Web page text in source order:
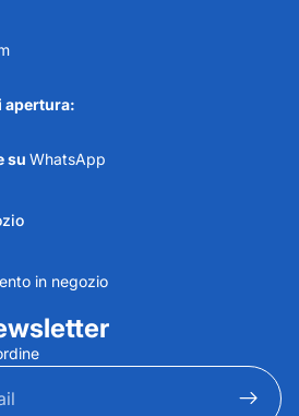
apertura:
su WhatsApp
in negozio